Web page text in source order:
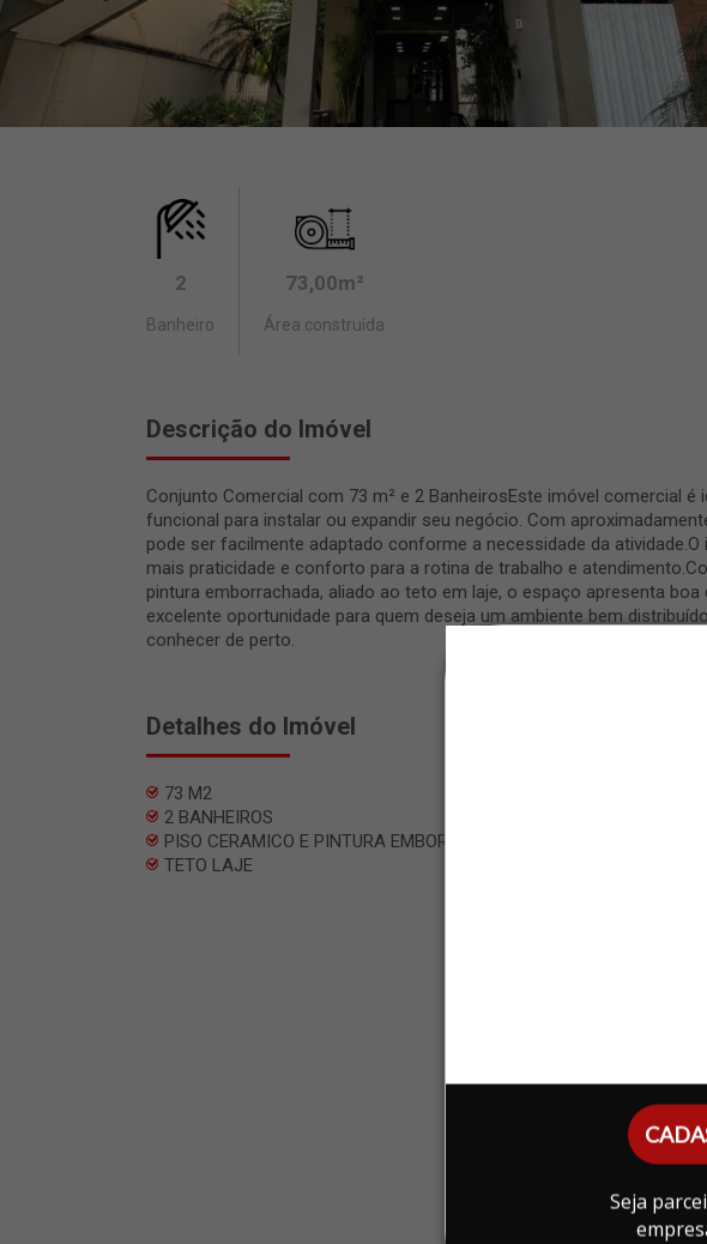
Seja
2
Banheiro
73,00m²
Área construída
Descrição do Imóvel
Conjunto Comercial com 73 m² e 2 BanheirosEste imóvel comercial
funcional para instalar ou expandir seu negócio. Com
pode ser facilmente adaptado conforme a necessidade da
mais praticidade e conforto para a rotina de trabalho e
pintura emborrachada, aliado ao teto em laje, o espaço apresenta
excelente oportunidade para quem deseja um ambiente bem
conhecer de perto.
Detalhes do Imóvel
73 M2
2 BANHEIROS
PISO CERAMICO E PINTURA EMBORRACHADA
TETO LAJE